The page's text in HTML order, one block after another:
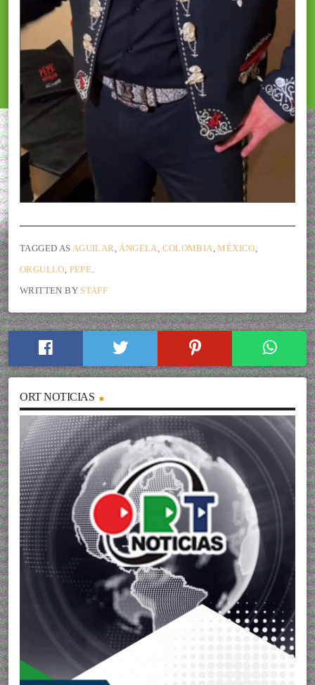
TAGGED AS AGUILAR,ÁNGELA, COLOMBIA,MÉXICO,
ORGULLO, PEPE.
WRITTEN BY STAFF
ORT NOTICIAS